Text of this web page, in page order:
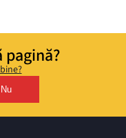
pagină?
Nu